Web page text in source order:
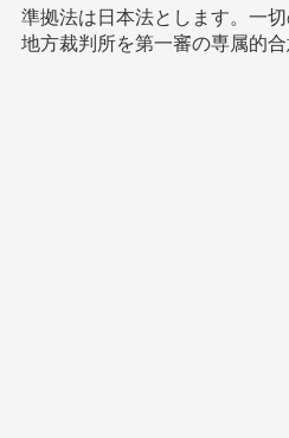
準拠法は日本法とします。一
地方裁判所を第一審の専属的合